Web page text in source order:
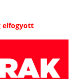
elfogyott